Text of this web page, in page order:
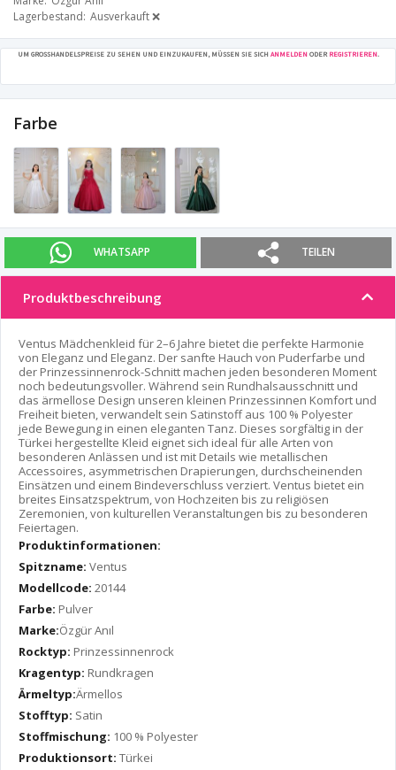
Lagerbestand Ausverkauft ❌
UM GROSSHANDELSPREISE ZU SEHEN UND EINZUKAUFEN, MÜSSEN SIE SICH ANMELDENODER REGISTRIEREN.
Farbe
WHATSAPP TEILEN
Produktbeschreibung
Ventus Mädchenkleid für 2–6 Jahre bietet die perfekte Harmonie
von Eleganz und Eleganz. Der sanfte Hauch von Puderfarbe und
der Prinzessinnenrock-Schnitt machen jeden besonderen Moment
noch bedeutungsvoller. Während sein Rundhalsausschnitt und
das ärmellose Design unseren kleinen Prinzessinnen Komfort und
Freiheit bieten, verwandelt sein Satinstoff aus 100 % Polyester
jede Bewegung in einen eleganten Tanz. Dieses sorgfältig in der
Türkei hergestellte Kleid eignet sich ideal für alle Arten von
besonderen Anlässen und ist mit Details wie metallischen
Accessoires, asymmetrischen Drapierungen, durchscheinenden
Einsätzen und einem Bindeverschluss verziert. Ventus bietet ein
breites Einsatzspektrum, von Hochzeiten bis zu religiösen
Zeremonien, von kulturellen Veranstaltungen bis zu besonderen
Feiertagen.
Produktinformationen:
Spitzname: Ventus
Modellcode: 20144
Farbe: Pulver
Marke:Özgür Anıl
Rocktyp: Prinzessinnenrock
Kragentyp: Rundkragen
Ärmeltyp:Ärmellos
Stofftyp: Satin
Stoffmischung: 100 % Polyester
Produktionsort: Türkei